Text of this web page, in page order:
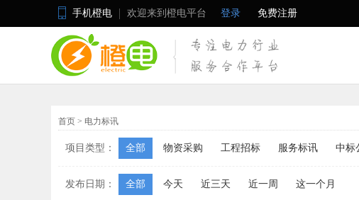
手机橙电 欢迎来到橙电平台 登录 免费注册
首页 > 电力标讯
项目类型： 全部 物资采购 工程招标 服务标讯 中标
发布日期： 全部 今天 近三天 近一周 这一个月